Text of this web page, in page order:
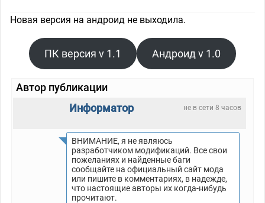
Новая версия на андроид не выходила.
ПК версия v 1.1 Андроид v 1.0
Автор публикации
не в сети 8 часов
Информатор
ВНИМАНИЕ, я не являюсь
разработчиком модификаций. Все свои
пожеланиях и найденные баги
сообщайте на официальный сайт мода
или пишите в комментариях, в надежде,
что настоящие авторы их когда-нибудь
прочитают.